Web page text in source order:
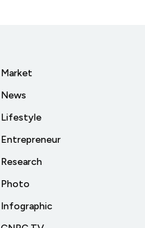
Market
News
Lifestyle
Entrepreneur
Research
Photo
Infographic